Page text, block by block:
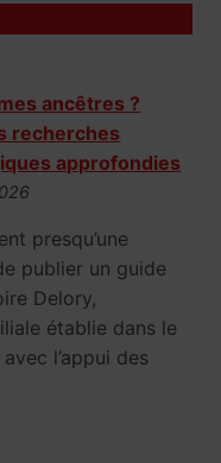
ancêtres ?
recherches
approfondies
presqu’une
publier un guide
Delory,
établie dans le
l’appui des